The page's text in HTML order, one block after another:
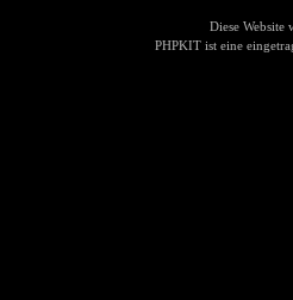
Diese Website
PHPKIT ist eine